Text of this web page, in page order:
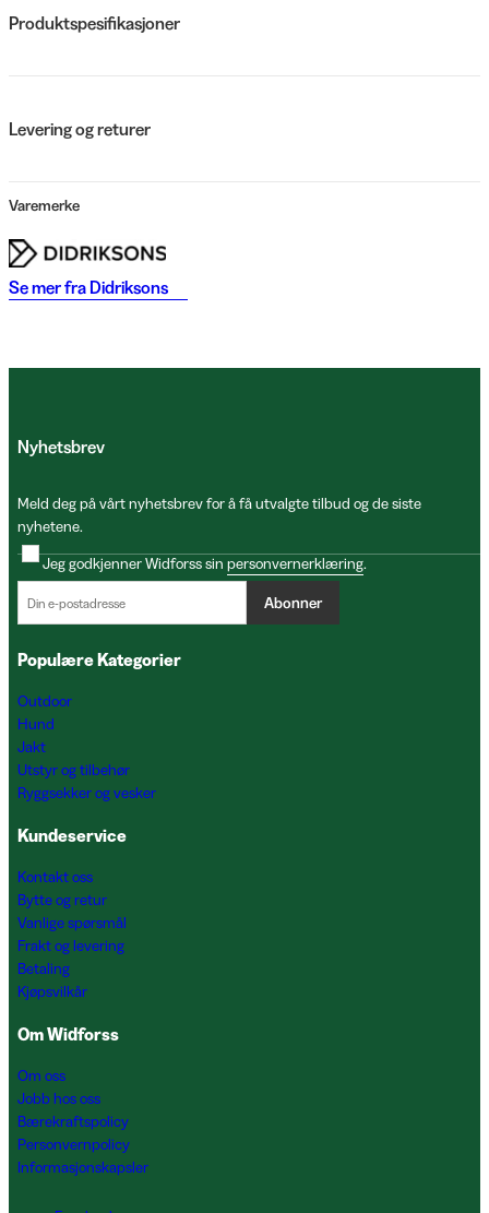
Produktspesifikasjoner
Levering og returer
Varemerke
Se mer fra Didriksons
Nyhetsbrev
Meld deg på vårt nyhetsbrev for å få utvalgte tilbud og de siste
nyhetene.
Jeg godkjenner Widforss sin personvernerklæring.
Abonner
Populære Kategorier
Outdoor
Hund
Jakt
Utstyr og tilbehør
Ryggsekker og vesker
Kundeservice
Kontakt oss
Bytte og retur
Vanlige spørsmål
Frakt og levering
Betaling
Kjøpsvilkår
Om Widforss
Om oss
Jobb hos oss
Bærekraftspolicy
Personvernpolicy
Informasjonskapsler